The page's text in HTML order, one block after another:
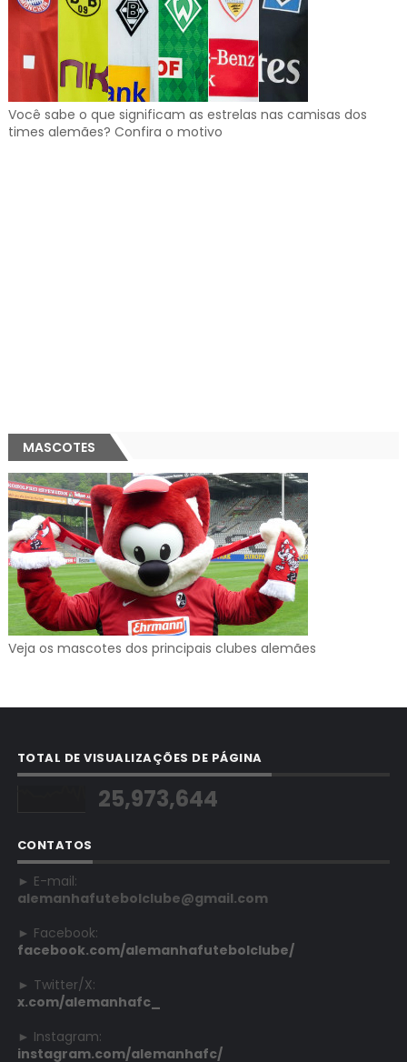
Você sabe o que significam as estrelas nas camisas dos
times alemães? Confira o motivo
MASCOTES
Veja os mascotes dos principais clubes alemães
TOTAL DE VISUALIZAÇÕES DE PÁGINA
25,973,644
CONTATOS
► E-mail:
alemanhafutebolclube@gmail.com
► Facebook:
facebook.com/alemanhafutebolclube/
► Twitter/X:
x.com/alemanhafc_
► Instagram:
instagram.com/alemanhafc/